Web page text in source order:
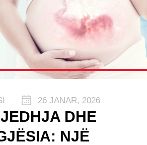
26 JANAR, 2026
DHE
NJË